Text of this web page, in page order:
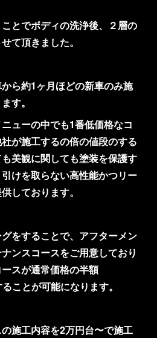
とでボディの洗浄後、２層の
て頂きました。
ら約1ヶ月ほどの新車のみ施
す。
ューの中でも1番低価格なコ
が施工するの倍の値段のする
美観に関しても塗装を保護す
けを取らない高性能かつリー
しております。
をすることで、アフターメン
ンスコースをご用意しており
スが通常価格の半額
ことが可能になります。
施工内容を2万円台〜で施工